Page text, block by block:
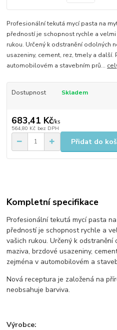
​Profesionální tekutá mycí pasta na
předností je schopnost rychle a
rukou. Určený k odstranění odolných
usazeniny, cement, rez, tmely a další.
automobilovém a stavebním prů...
Dostupnost Skladem
683,41 Kč/ks
564,80 Kč bez DPH
Přidat do
Kompletní specifikace
​Profesionální tekutá mycí pasta
předností je schopnost rychle a
vašich rukou. Určený k
maziva, brzdové usazeniny,
zejména v automobilovém a
Nová receptura je založená na
neobsahuje barviva.
Výrobce:​